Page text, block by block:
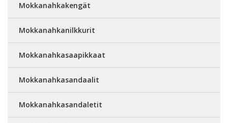
Mokkanahkakengät
Mokkanahkanilkkurit
Mokkanahkasaapikkaat
Mokkanahkasandaalit
Mokkanahkasandaletit